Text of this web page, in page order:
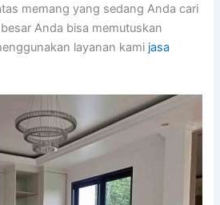
memang yang sedang Anda cari
Anda bisa memutuskan
layanan kami jasa